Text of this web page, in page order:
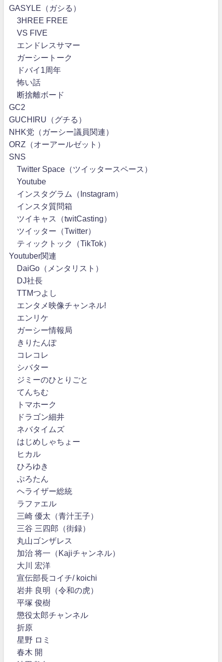
GASYLE（ガシる）
3HREE FREE
VS FIVE
エンドレスサマー
ガーシートーク
ドバイ1周年
怖い話
断捨離ボード
GC2
GUCHIRU（グチる）
NHK党（ガーシー議員関連）
ORZ（オーアールゼット）
SNS
Twitter Space（ツイッタースペース）
Youtube
インスタグラム（Instagram）
インスタ質問箱
ツイキャス（twitCasting）
ツイッター（Twitter）
ティックトック（TikTok）
Youtuber関連
DaiGo（メンタリスト）
DJ社長
TTMつよし
エンタメ映像チャンネル!
エンリケ
ガーシー情報局
きりたんぽ
コレコレ
シバター
ジミーのひとりごと
てんちむ
トマホーク
ドラゴン細井
ネバタイムズ
はじめしゃちょー
ヒカル
ひろゆき
ぷろたん
ヘライザー総統
ラファエル
三崎 優太（青汁王子）
三谷 三四郎（街録）
丸山ゴンザレス
加治 将一（Kajiチャンネル）
大川 宏洋
宣伝部長コイチ/ koichi
岩井 良明（令和の虎）
平塚 俊樹
懲役太郎チャンネル
折原
星野 ロミ
春木 開